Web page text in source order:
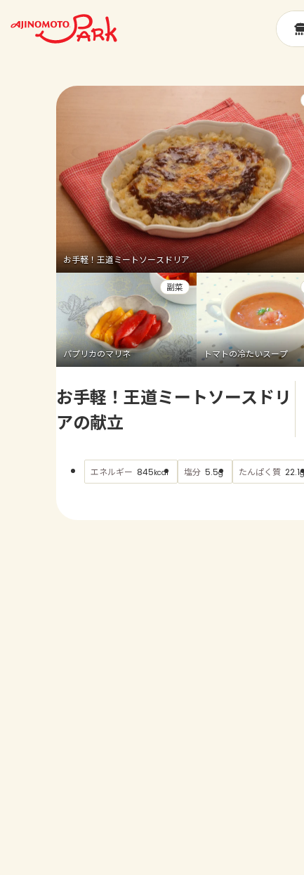
お手軽！王道ミートソースドリア
パプリカのマリネ
副菜
トマトの冷たいスープ
お手軽！王道ミートソースドリ
アの献立
エネルギー 845kcal 塩分 5.5g たんぱく質 22.1g